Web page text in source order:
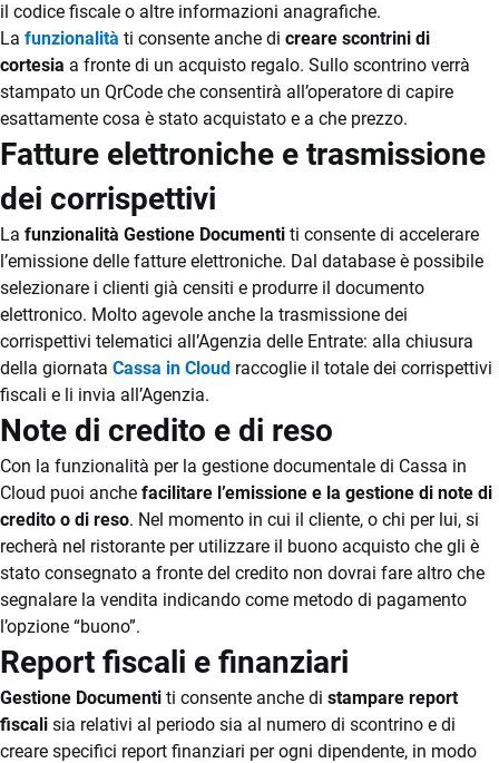
Fatturazione
Financial Solutions
HR
Trust Services
TeamSystem Corporate
TeamSystem Store
Pagamenti
digitali
GESTIONE
MAGAZZINO
Magazzino
ADD ON &
INTEGRAZIONI
Integrazioni e
API
Developer Portal
HARDWARE
Totem,
Stampanti,
Bilance
il codice fiscale o altre informazioni anagrafiche.
La funzionalità ti consente anche di creare scontrini di
cortesia a fronte di un acquisto regalo. Sullo scontrino verrà
stampato un QrCode che consentirà all’operatore di capire
esattamente cosa è stato acquistato e a che prezzo.
Fatture elettroniche e trasmissione
dei corrispettivi
La funzionalità Gestione Documenti ti consente di accelerare
l’emissione delle fatture elettroniche. Dal database è possibile
selezionare i clienti già censiti e produrre il documento
elettronico. Molto agevole anche la trasmissione dei
corrispettivi telematici all’Agenzia delle Entrate: alla chiusura
della giornata Cassa in Cloud raccoglie il totale dei corrispettivi
fiscali e li invia all’Agenzia.
Note di credito e di reso
Con la funzionalità per la gestione documentale di Cassa in
Cloud puoi anche facilitare l’emissione e la gestione di note di
credito o di reso. Nel momento in cui il cliente, o chi per lui, si
recherà nel ristorante per utilizzare il buono acquisto che gli è
stato consegnato a fronte del credito non dovrai fare altro che
segnalare la vendita indicando come metodo di pagamento
l’opzione “buono”.
Report fiscali e finanziari
Gestione Documenti ti consente anche di stampare report
fiscali sia relativi al periodo sia al numero di scontrino e di
creare specifici report finanziari per ogni dipendente, in modo